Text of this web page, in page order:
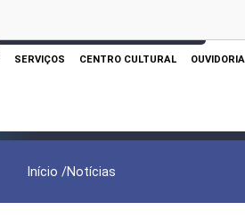
SERVIÇOS CENTRO CULTURAL OUVIDORIA
Início /Notícias